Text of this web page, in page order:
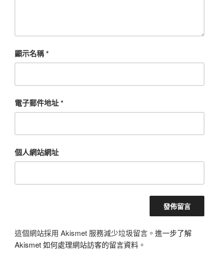
顯示名稱*
電子郵件地址*
個人網站網址
這個網站採用 Akismet 服務減少垃圾留言。 進一步了解
Akismet 如何處理網站訪客的留言資料 。